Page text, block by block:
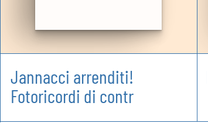
Jannacci arrenditi!
Fotoricordi di contr